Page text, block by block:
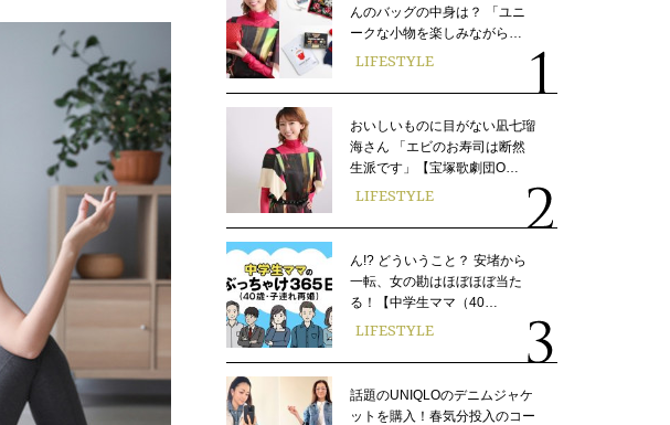
んのバッグの中身は？ 「ユニ
ークな小物を楽しみながら…
LIFESTYLE
おいしいものに目がない凪七瑠
海さん 「エビのお寿司は断然
生派です」【宝塚歌劇団O…
LIFESTYLE
ん!? どういうこと？ 安堵から
一転、女の勘はほぼほぼ当た
る！【中学生ママ（40…
LIFESTYLE
話題のUNIQLOのデニムジャケ
ットを購入！春気分投入のコー